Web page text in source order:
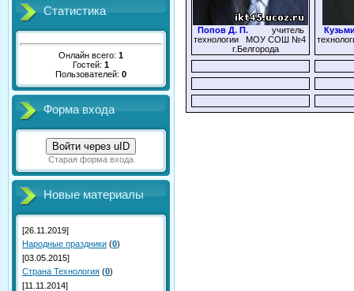
Статистика
Онлайн всего: 1
Гостей: 1
Пользователей: 0
Форма входа
Войти через uID
Старая форма входа
Новые материалы
[26.11.2019]
Народные праздники (0)
[03.05.2015]
Страна Технология (0)
[11.11.2014]
Попов Д. П.
учитель
технологии МОУ СОШ №4
г.Белгорода